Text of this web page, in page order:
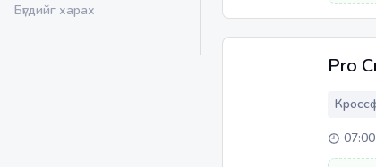
Бүгдийг харах
Pro